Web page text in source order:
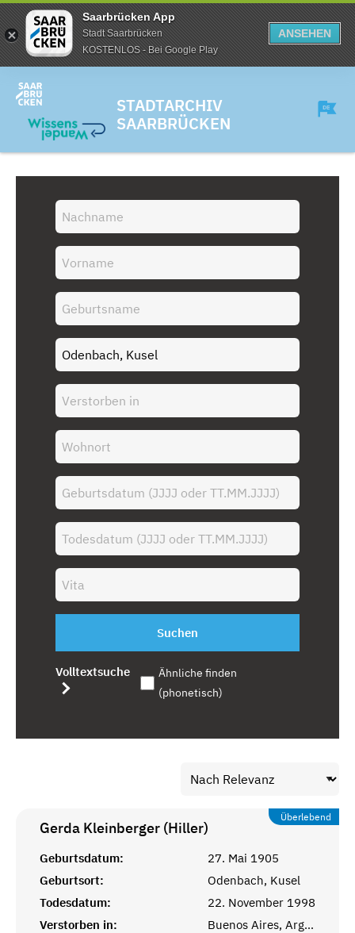
Saarbrücken App
Stadt Saarbrücken
KOSTENLOS - Bei Google Play
ANSEHEN
STADTARCHIV
SAARBRÜCKEN
Suchen
Volltextsuche
Ähnliche finden
(phonetisch)
Überlebend
Gerda Kleinberger (Hiller)
Geburtsdatum:
27. Mai 1905
Geburtsort:
Odenbach, Kusel
Todesdatum:
22. November 1998
Verstorben in:
Buenos Aires, Argentinien